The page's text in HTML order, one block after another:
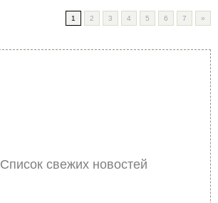
1 2 3 4 5 6 7 »
Список свежих новостей